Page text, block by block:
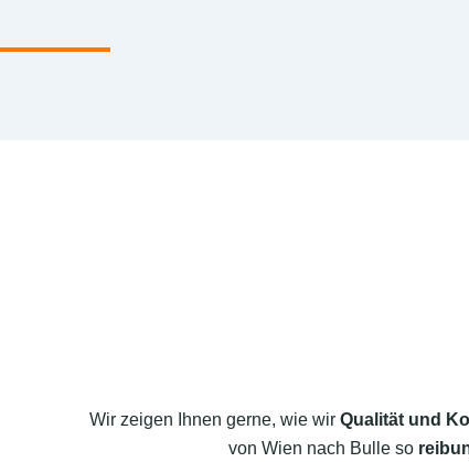
Wir zeigen Ihnen gerne, wie wir Qualität und
von Wien nach Bulle so